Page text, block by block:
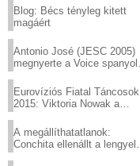
Blog: Bécs tényleg kitett
magáért
Antonio José (JESC 2005)
megnyerte a Voice spanyol
Eurovíziós Fiatal Táncosok
2015: Viktoria Nowak a
A megállíthatatlanok:
Conchita ellenállt a lengyel